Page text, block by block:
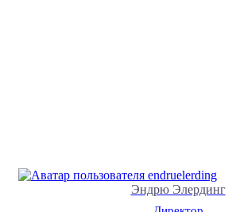
Эндрю Элердинг